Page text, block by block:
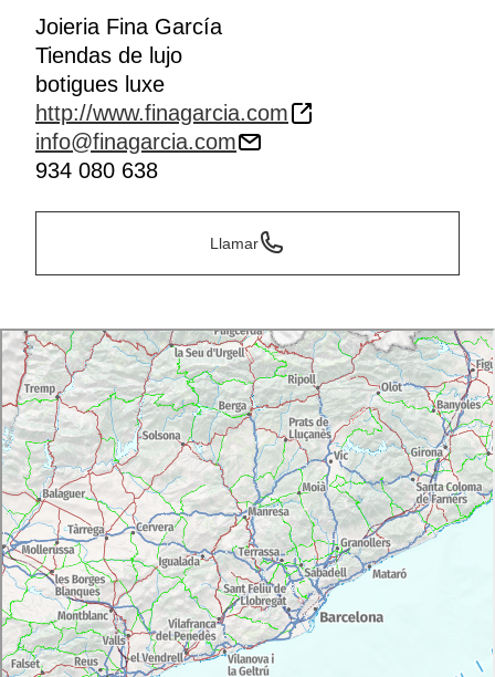
Joieria Fina García
Tiendas de lujo
botigues luxe
http://www.finagarcia.com
info@finagarcia.com
934 080 638
Llamar